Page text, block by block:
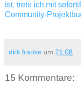
ist, trete ich mit
Community-
dirk franke um 21:08
15 Kommentare: